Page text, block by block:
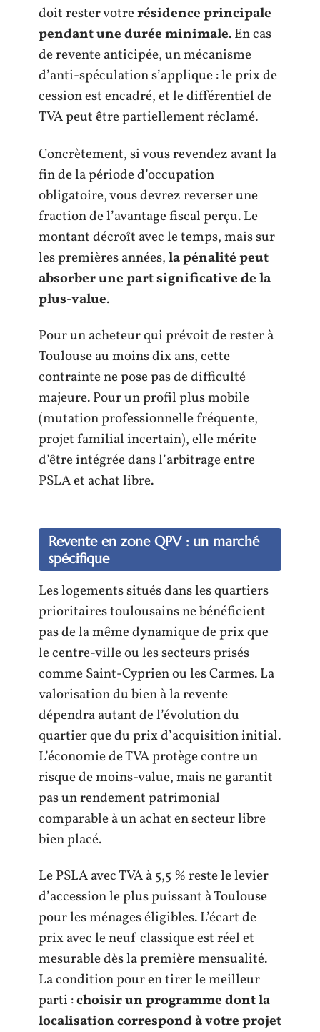
doit rester votrerésidence principale
pendant une durée minimale. En cas
de revente anticipée, un mécanisme
d’anti-spéculation s’applique : le prix de
cession est encadré, et le différentiel de
TVA peut être partiellement réclamé.
Concrètement, si vous revendez avant la
fin de la période d’occupation
obligatoire, vous devrez reverser une
fraction de l’avantage fiscal perçu. Le
montant décroît avec le temps, mais sur
les premières années,la pénalité peut
absorber une part significative de la
plus-value.
Pour un acheteur qui prévoit de rester à
Toulouse au moins dix ans, cette
contrainte ne pose pas de difficulté
majeure. Pour un profil plus mobile
(mutation professionnelle fréquente,
projet familial incertain), elle mérite
d’être intégrée dans l’arbitrage entre
PSLA et achat libre.
Revente en zone QPV : un marché
spécifique
Les logements situés dans les quartiers
prioritaires toulousains ne bénéficient
pas de la même dynamique de prix que
le centre-ville ou les secteurs prisés
comme Saint-Cyprien ou les Carmes. La
valorisation du bien à la revente
dépendra autant de l’évolution du
quartier que du prix d’acquisition initial.
L’économie de TVA protège contre un
risque de moins-value, mais ne garantit
pas un rendement patrimonial
comparable à un achat en secteur libre
bien placé.
Le PSLA avec TVA à 5,5 % reste le levier
d’accession le plus puissant à Toulouse
pour les ménages éligibles. L’écart de
prix avec le neuf classique est réel et
mesurable dès la première mensualité.
La condition pour en tirer le meilleur
parti :choisir un programme dont la
localisation correspond à votre projet